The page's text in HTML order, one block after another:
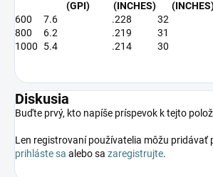
(GPI)
(INCHES)
600
7.6 .228 32
800
6.2 .219 31
1000
5.4 .214 30
Diskusia
Buďte prvý, kto napíše príspevok k tejto
Len registrovaní používatelia môžu pridávať
prihláste sa alebo sa zaregistrujte.